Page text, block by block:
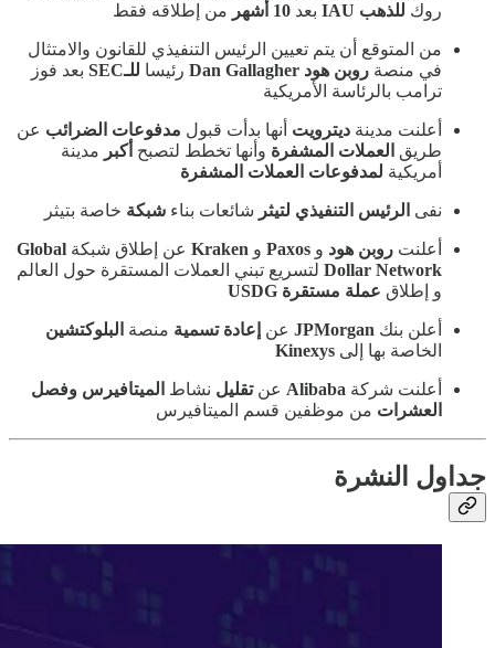
روك للذهب IAU بعد من إطلاقه فقط
من المتوقع أن يتم تعيين الرئيس التنفيذي للقانون والامتثال
في منصة روبن هود Dan Gallagher رئيسا للـSEC
بعد فوز
ترامب بالرئاسة الأمريكية
أعلنت مدينة ديترويت أنها بدأت قبول مدفوعات الضرائب عن
طريق العملات المشفرة وأنها تخطط لتصبح أكبر مدينة
أمريكية لمدفوعات العملات المشفرة
نفى الرئيس التنفيذي لتيثر شائعات بناء شبكة خاصة بتيثر
أعلنت روبن هود و Paxos و Kraken عن إطلاق شبكة Global
Dollar Network لتسريع تبني العملات المستقرة حول العالم
و إطلاق عملة مستقرة USDG
أعلن بنك JPMorgan عن إعادة تسمية منصة البلوكتشين
الخاصة بها إلى Kinexys
أعلنت شركة Alibaba عنتقليل نشاط الميتافيرس وفصل
العشرات من موظفين قسم الميتافيرس
جداول النشرة